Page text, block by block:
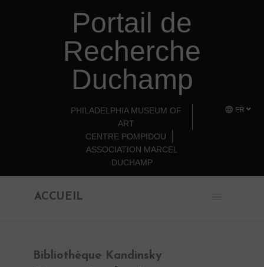
Retourner au contenu principalPortail de
Recherche
Duchamp
FR
PHILADELPHIA MUSEUM OF
ART
CENTRE POMPIDOU
ASSOCIATION MARCEL
DUCHAMP
ACCUEIL
Bibliothèque Kandinsky